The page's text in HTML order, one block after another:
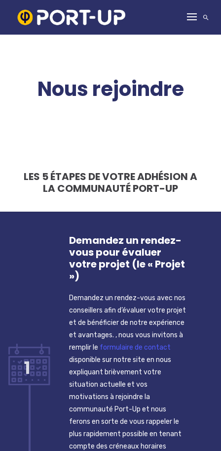
p
Nous rejoindre
LES 5 ÉTAPES DE VOTRE ADHÉSION A
LA COMMUNAUTÉ PORT-UP
1
Demandez un rendez-
vous pour évaluer
votre projet (le « Projet
»)
Demandez un rendez-vous avec nos
conseillers afin d’évaluer votre projet
et de bénéficier de notre expérience
et avantages. , nous vous invitons à
remplir le formulaire de contact
disponible sur notre site en nous
expliquant brièvement votre
situation actuelle et vos
motivations à rejoindre la
communauté Port-Up et nous
ferons en sorte de vous rappeler le
plus rapidement possible en tenant
compte des créneaux horaires